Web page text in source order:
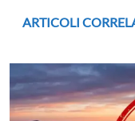
ARTICOLI